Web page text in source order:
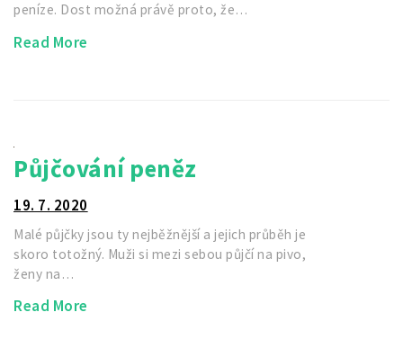
peníze. Dost možná právě proto, že…
Read More
Půjčování peněz
19. 7. 2020
Malé půjčky jsou ty nejběžnější a jejich průběh je
skoro totožný. Muži si mezi sebou půjčí na pivo,
ženy na…
Read More